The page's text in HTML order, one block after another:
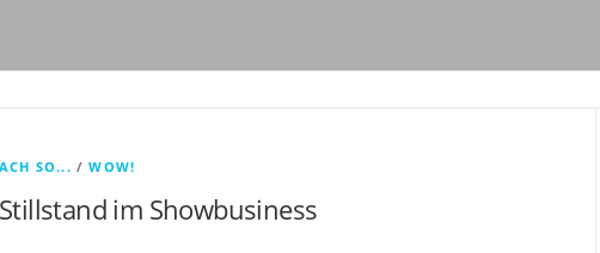
ACH SO... /WOW!
Stillstand im Showbusiness